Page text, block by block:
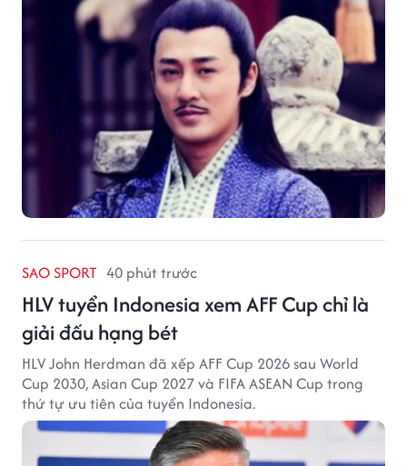
SAO SPORT 40 phút trước
HLV tuyển Indonesia xem AFF Cup chỉ là
giải đấu hạng bét
HLV John Herdman đã xếp AFF Cup 2026 sau World
Cup 2030, Asian Cup 2027 và FIFA ASEAN Cup trong
thứ tự ưu tiên của tuyển Indonesia.